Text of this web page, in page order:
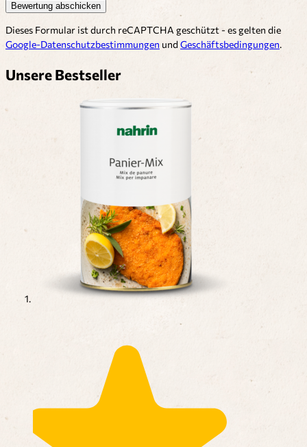
Bewertung abschicken
Dieses Formular ist durch reCAPTCHA geschützt - es gelten die
Google-Datenschutzbestimmungen und Geschäftsbedingungen.
Unsere Bestseller